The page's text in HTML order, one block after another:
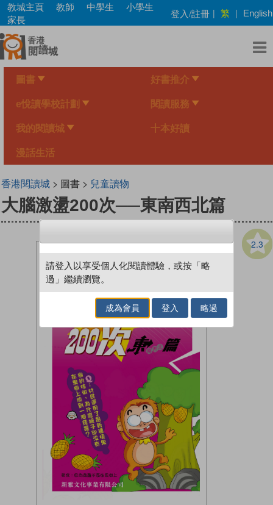
Skip
main
content
教城主頁 教師 中學生
小學生
家長
登入/註冊 | 繁 | English
圖書 好書推介
e悅讀學校計劃 閱讀服務
我的閱讀城 十本好讀
漫話生活
香港閱讀城> 圖書 > 兒童讀物
大腦激盪200次──東南西北篇
2.3
請登入以享受個人化閱讀體驗，或按「略
過」繼續瀏覽。
成為會員 登入 略過